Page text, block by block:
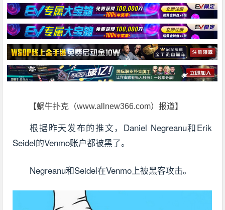
【蜗牛扑克（www.allnew366.com）报道】
根据昨天发布的推文，Daniel Negreanu和Erik
Seidel的Venmo账户都被黑了。
Negreanu和Seidel在Venmo上被黑客攻击。